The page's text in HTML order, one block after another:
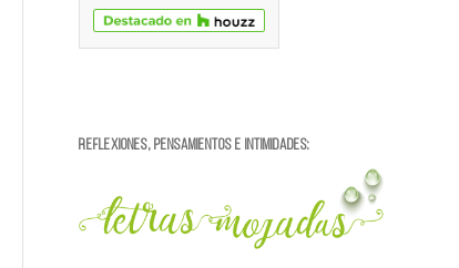
REFLEXIONES, PENSAMIENTOS E INTIMIDADES: